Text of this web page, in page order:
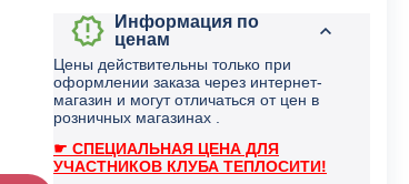
Информация по
ценам
Цены действительны только при
оформлении заказа через интернет-
магазин и могут отличаться от цен в
розничных магазинах .
☛ СПЕЦИАЛЬНАЯ ЦЕНА ДЛЯ
УЧАСТНИКОВ КЛУБА ТЕПЛОСИТИ!